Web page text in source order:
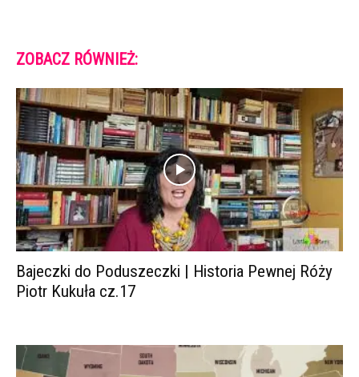
ZOBACZ RÓWNIEŻ:
Bajeczki do Poduszeczki | Historia Pewnej Róży
Piotr Kukuła cz.17